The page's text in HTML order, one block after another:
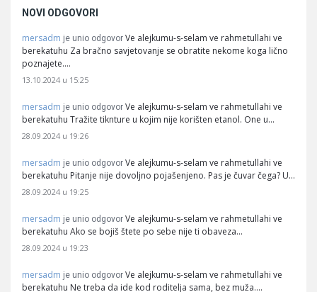
NOVI ODGOVORI
mersadm je unio odgovor Ve alejkumu-s-selam ve rahmetullahi ve
berekatuhu Za bračno savjetovanje se obratite nekome koga lično
poznajete.…
13.10.2024 u 15:25
mersadm je unio odgovor Ve alejkumu-s-selam ve rahmetullahi ve
berekatuhu Tražite tiknture u kojim nije korišten etanol. One u…
28.09.2024 u 19:26
mersadm je unio odgovor Ve alejkumu-s-selam ve rahmetullahi ve
berekatuhu Pitanje nije dovoljno pojašenjeno. Pas je čuvar čega? U…
28.09.2024 u 19:25
mersadm je unio odgovor Ve alejkumu-s-selam ve rahmetullahi ve
berekatuhu Ako se bojiš štete po sebe nije ti obaveza…
28.09.2024 u 19:23
mersadm je unio odgovor Ve alejkumu-s-selam ve rahmetullahi ve
berekatuhu Ne treba da ide kod roditelja sama, bez muža.…